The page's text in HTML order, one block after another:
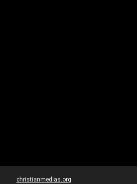
christianmedias.org